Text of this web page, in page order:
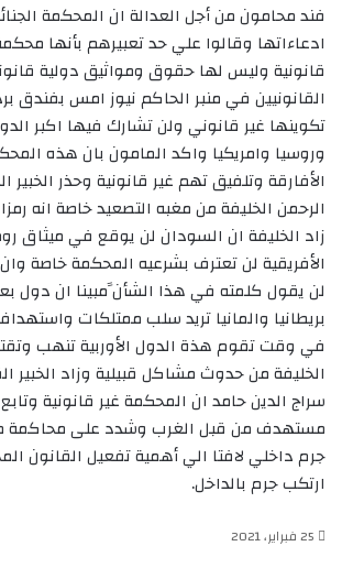
فند محامون من أجل العدالة ان المحكمة
ادعاءاتها وقالوا علي حد تعبيرهم بأنها
قانونية وليس لها حقوق ومواثيق دولية
القانونيين في منبر الحاكم نيوز امس بفندق
تكوينها غير قانوني ولن تشارك فيها اكبر
وروسيا وامريكيا واكد المامون بان هذه
الأفارقة وتلفيق تهم غير قانونية وحذر الخبير
الرحمن الخليفة من مغبه التصعيد خاصة انه
زاد الخليفة ان السودان لن يوقع في ميثاق
الأفريقية لن تعترف بشرعيه المحكمة خاصة
لن يقول كلمته في هذا الشأن ََمبينا ان دول
بريطانيا والمانيا تريد سلب ممتلكات
في وقت تقوم هذة الدول الأوربية تنهب
الخليفة من حدوث مشاكل قبيلية وزاد الخبير
سراج الدين حامد ان المحكمة غير قانونية
مستهدف من قبل الغرب وشدد على محاكمة
جرم داخلي لافتا الي أهمية تفعيل القانون
ارتكب جرم بالداخل.
25 فبراير، 2021